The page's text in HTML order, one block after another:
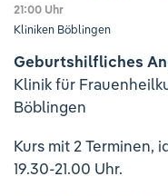
Pflege & Beratung
Ausbildung & Studium
Jobs & Karriere
Der Klinikverbund
21:00 Uhr
Kliniken Böblingen
Geburtshilfliches
Klinik für
Böblingen
Kurs mit 2 Terminen,
19.30-21.00 Uhr.